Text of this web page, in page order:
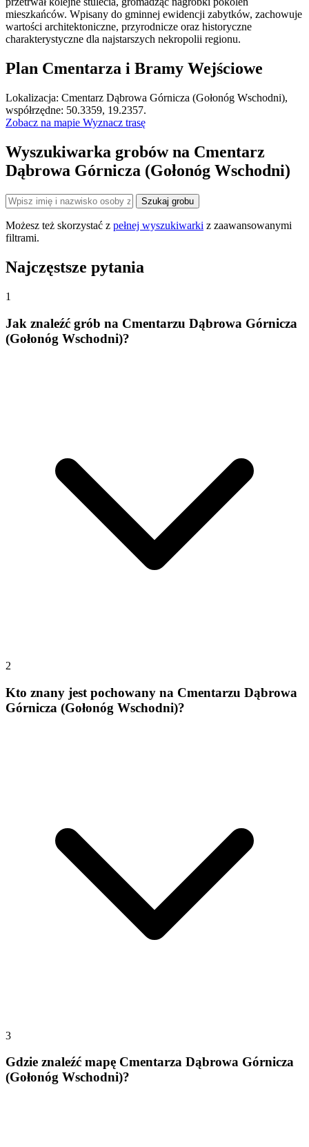
mieszkańców. Wpisany do gminnej ewidencji zabytków, zachowuje
wartości architektoniczne, przyrodnicze oraz historyczne
charakterystyczne dla najstarszych nekropolii regionu.
Plan Cmentarza i Bramy Wejściowe
Cmentarz Dąbrowa Górnicza (Gołonóg Wschodni)
×
+
−
Lokalizacja: Cmentarz Dąbrowa Górnicza (Gołonóg Wschodni),
współrzędne: 50.3359, 19.2357.
Zobacz na mapie Wyznacz trasę
Wyszukiwarka grobów na Cmentarz
Dąbrowa Górnicza (Gołonóg Wschodni)
Szukaj grobu
Możesz też skorzystać z pełnej wyszukiwarki z zaawansowanymi
filtrami.
Najczęstsze pytania
1
Jak znaleźć grób na Cmentarzu Dąbrowa Górnicza
(Gołonóg Wschodni)?
2
Kto znany jest pochowany na Cmentarzu Dąbrowa
Górnicza (Gołonóg Wschodni)?
3
Gdzie znaleźć mapę Cmentarza Dąbrowa Górnicza
(Gołonóg Wschodni)?